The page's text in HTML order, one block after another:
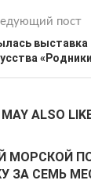
пост
ALSO
МОРСКОЙ
ЗА СЕМЬ